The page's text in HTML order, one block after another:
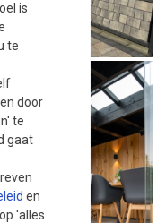
is
te
door
te
gaat
en
'alles